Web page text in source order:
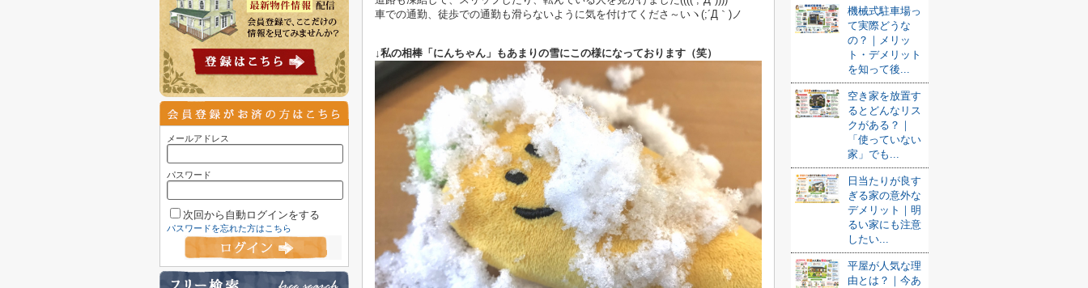
車での通勤、徒歩での通勤も滑らないように気を付けてくださ～いヽ(;´Д｀)ノ
↓私の相棒「にんちゃん」もあまりの雪にこの様になっております（笑）
機械式駐車場っ
て実際どうな
の？｜メリッ
ト・デメリット
を知って後...
空き家を放置す
るとどんなリス
クがある？｜
「使っていない
家」でも...
日当たりが良す
ぎる家の意外な
デメリット｜明
るい家にも注意
したい...
平屋が人気な理
由とは？｜今あ
メールアドレス
パスワード
次回から自動ログインをする
パスワードを忘れた方はこちら